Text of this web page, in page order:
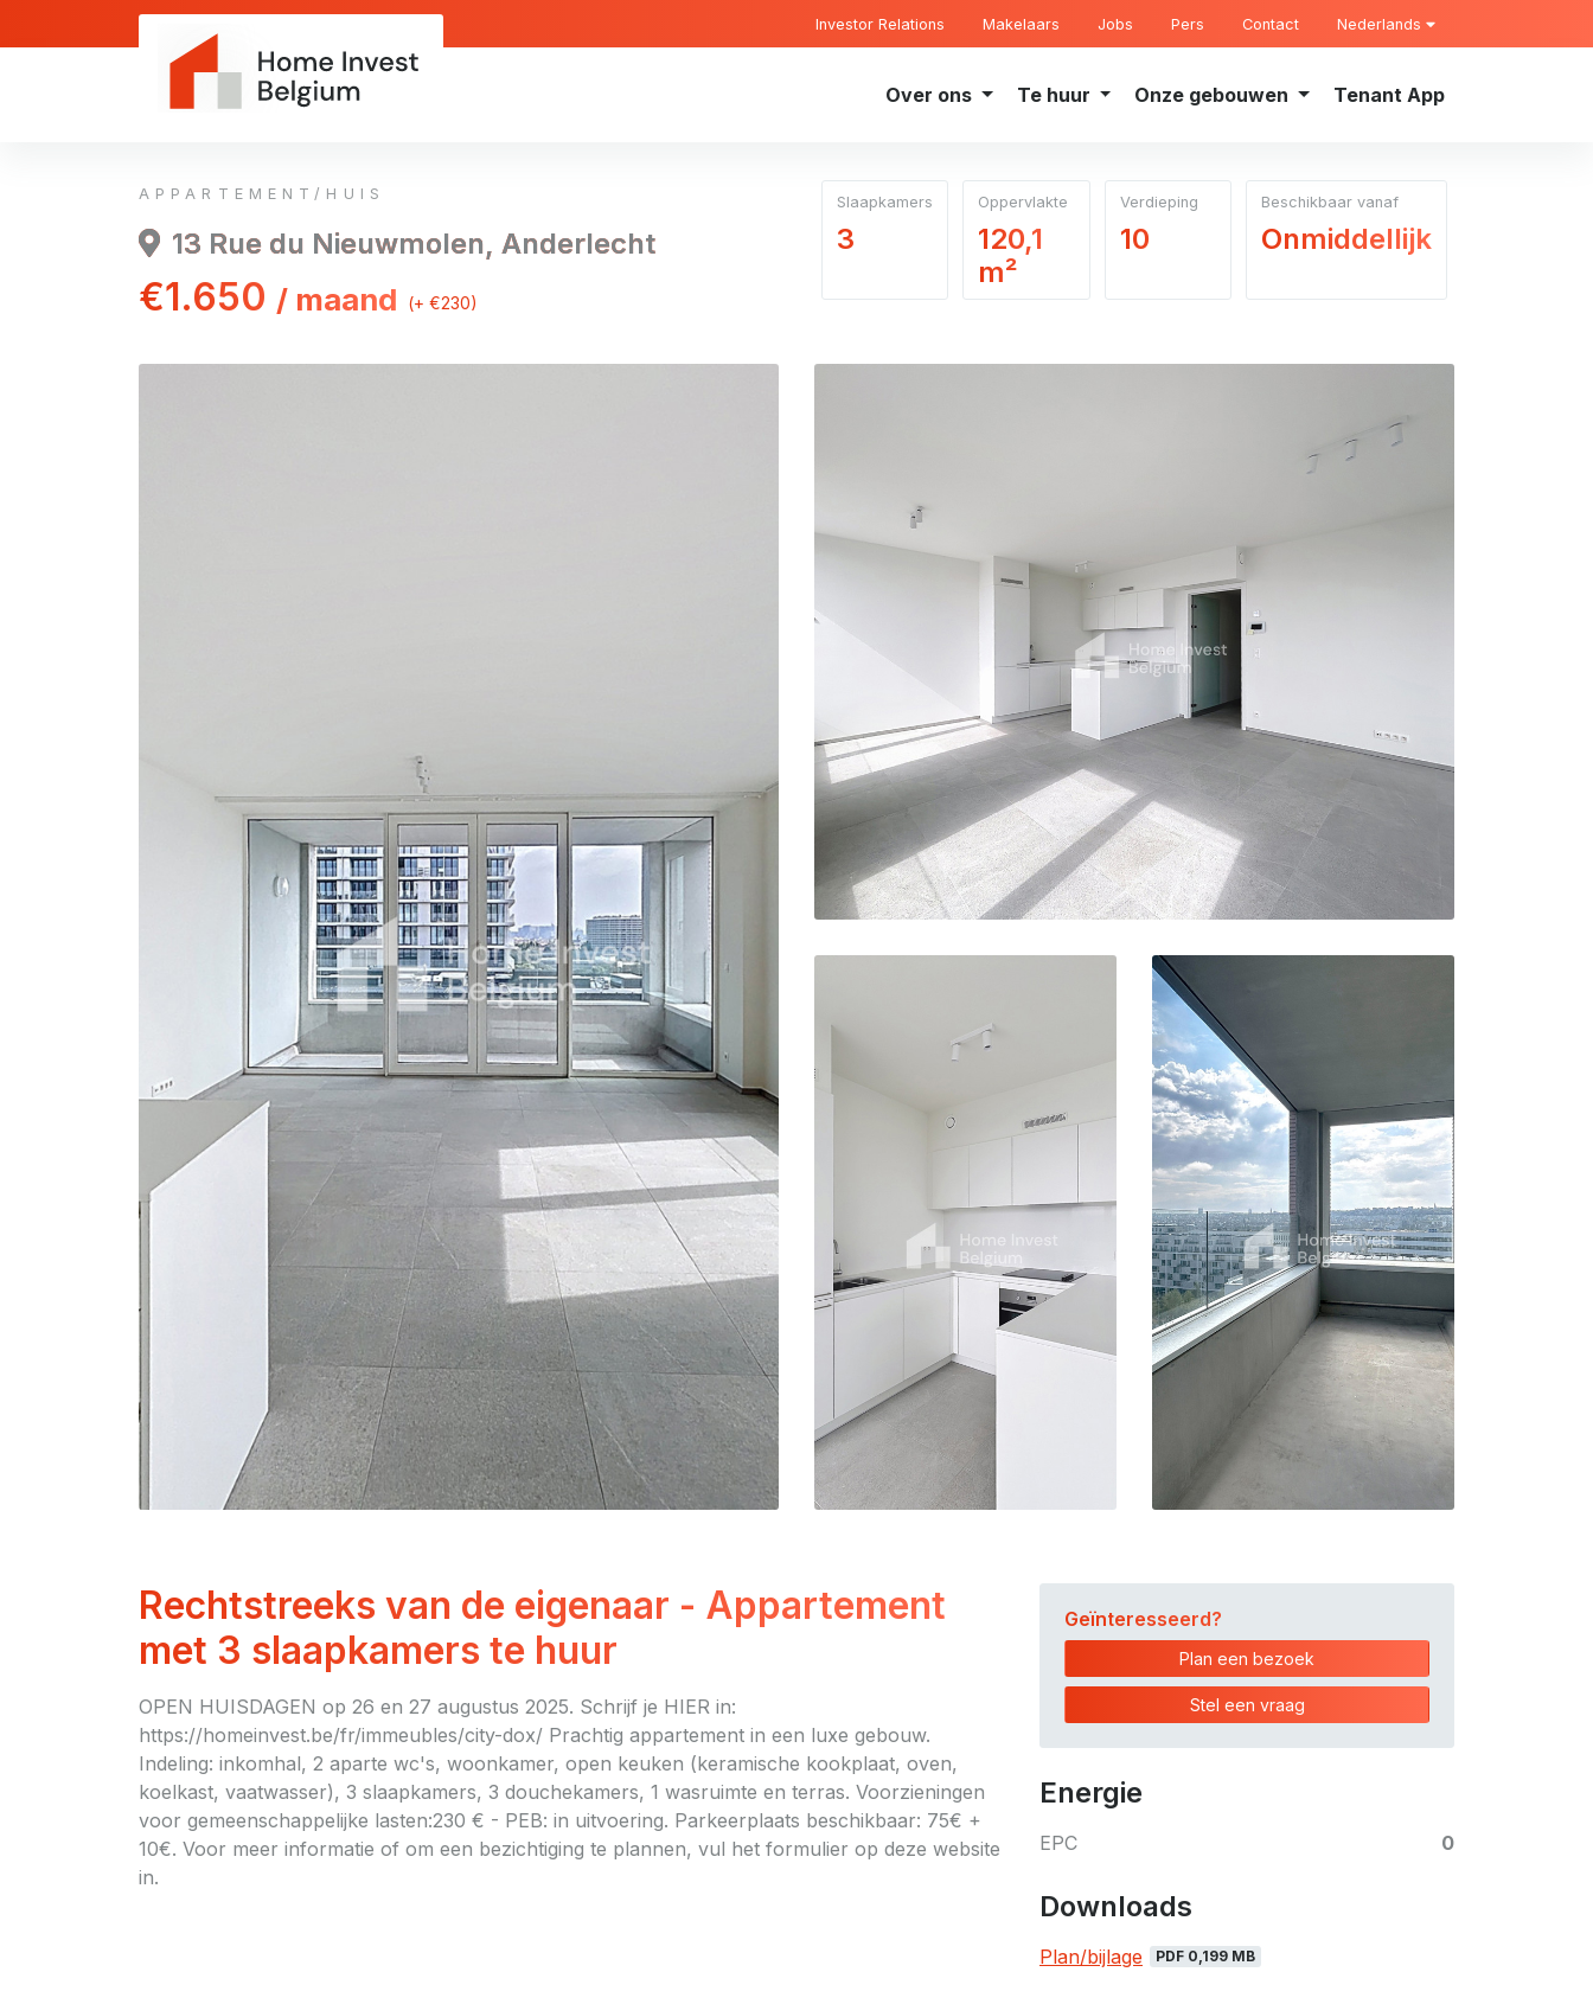
Investor Relations Makelaars Jobs Pers Contact Nederlands
Over ons Te huur Onze gebouwen Tenant App
APPARTEMENT/HUIS
13 Rue du Nieuwmolen, Anderlecht
€1.650 / maand (+ €230)
Slaapkamers
3
Oppervlakte
120,1
m²
Verdieping
10
Beschikbaar vanaf
Onmiddellijk
Rechtstreeks van de eigenaar - Appartement
met 3 slaapkamers te huur
OPEN HUISDAGEN op 26 en 27 augustus 2025. Schrijf je HIER in:
https://homeinvest.be/fr/immeubles/city-dox/ Prachtig appartement in een luxe gebouw.
Indeling: inkomhal, 2 aparte wc's, woonkamer, open keuken (keramische kookplaat, oven,
koelkast, vaatwasser), 3 slaapkamers, 3 douchekamers, 1 wasruimte en terras. Voorzieningen
voor gemeenschappelijke lasten:230 € - PEB: in uitvoering. Parkeerplaats beschikbaar: 75€ +
10€. Voor meer informatie of om een bezichtiging te plannen, vul het formulier op deze website
in.
Geïnteresseerd?
Plan een bezoek
Stel een vraag
Energie
EPC 0
Downloads
Plan/bijlage PDF 0,199 MB